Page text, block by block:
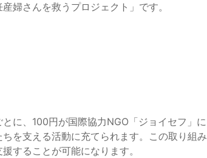
婦さんを救うプロジェクト」です。
に、100円が国際協力NGO「ジョイセフ」に
を支える活動に充てられます。この取り組み
することが可能になります。